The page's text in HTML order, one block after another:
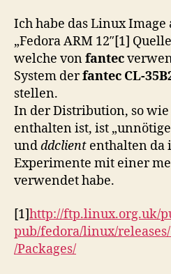
Ich habe das Linux Image
„Fedora ARM 12″[1]
welche vonfantec
System derfantec CL-
stellen.
In der Distribution, so
enthalten ist, ist
undddclient enthalten da
Experimente mit einer
verwendet habe.
[1]http://ftp.linux.org.uk/
pub/fedora/linux/
/Packages/